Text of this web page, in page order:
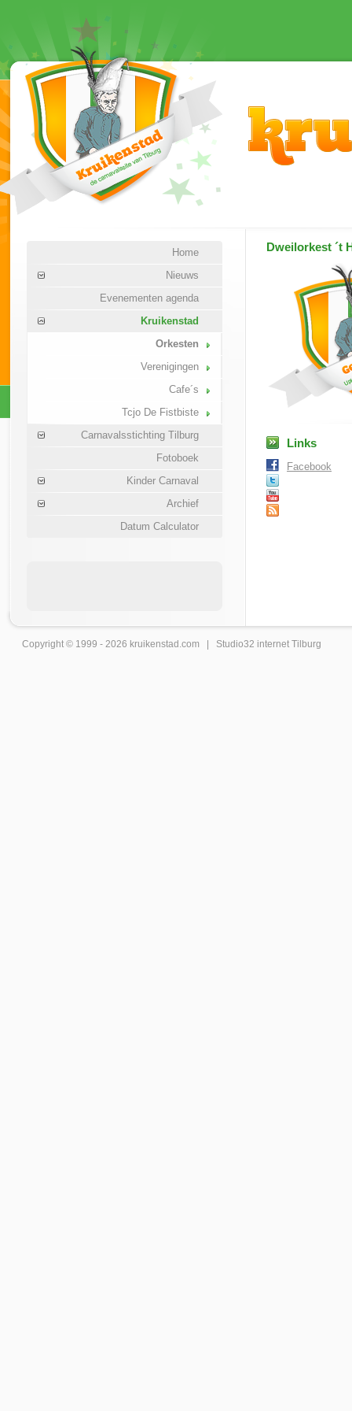
Home
Nieuws
Evenementen agenda
Kruikenstad
Orkesten
Verenigingen
Cafe´s
Tcjo De Fistbiste
Carnavalsstichting Tilburg
Fotoboek
Kinder Carnaval
Archief
Datum Calculator
Dweilorkest ´t
Links
Facebook
Copyright © 1999 - 2026 kruikenstad .com | Studio32 internet Tilburg